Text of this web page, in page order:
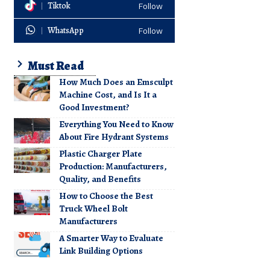
Tiktok Follow
WhatsApp Follow
Must Read
How Much Does an Emsculpt
Machine Cost, and Is It a
Good Investment?
Everything You Need to Know
About Fire Hydrant Systems
Plastic Charger Plate
Production: Manufacturers,
Quality, and Benefits
How to Choose the Best
Truck Wheel Bolt
Manufacturers
A Smarter Way to Evaluate
Link Building Options